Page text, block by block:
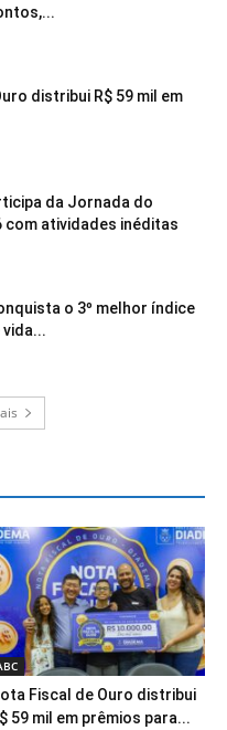
distribui R$ 59 mil em
da Jornada do
com atividades inéditas
o 3º melhor índice
Fiscal de Ouro distribui
59 mil em prêmios para...